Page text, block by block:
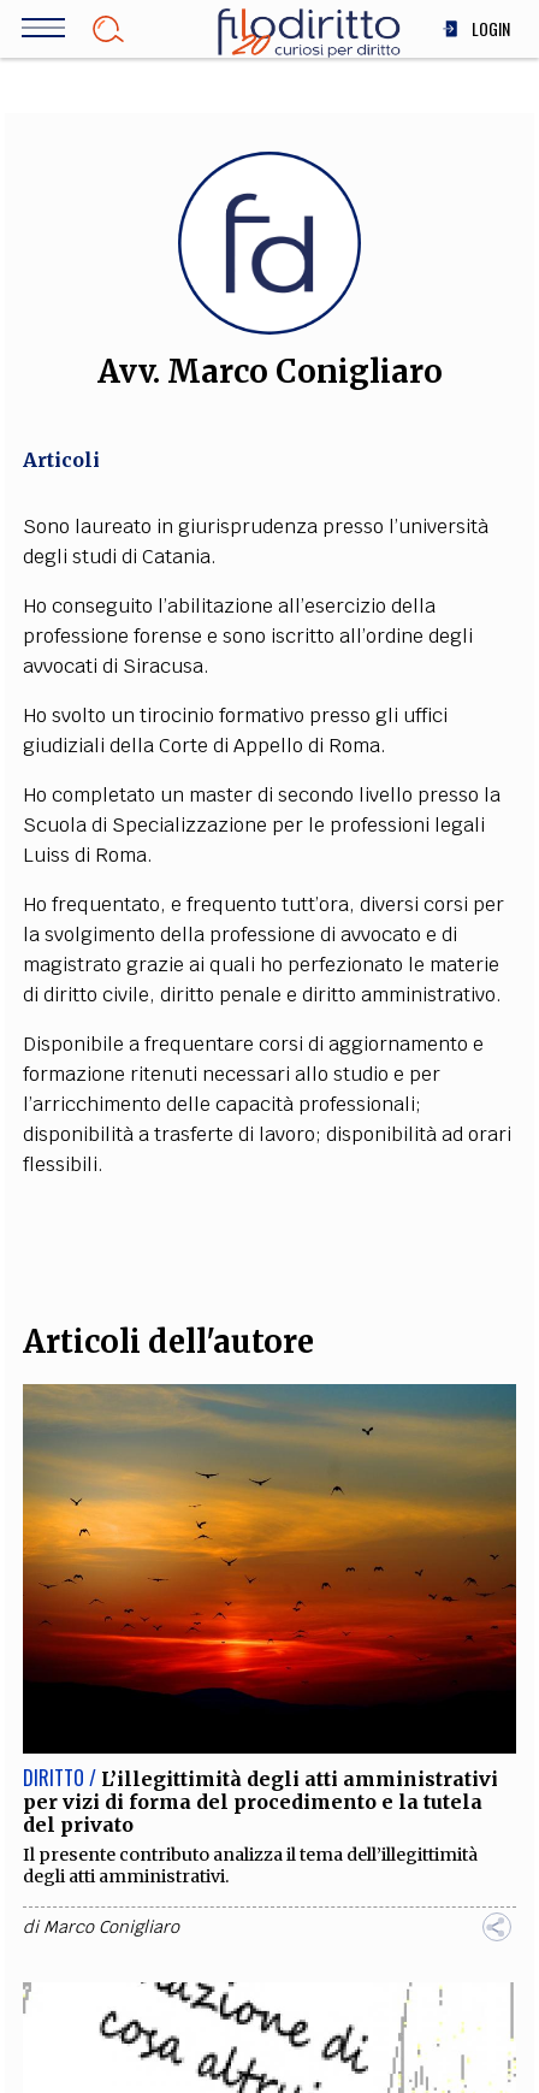
Salta
LOGIN
SOCIETÀ
MEDICINA
SCIENZA
STORIA E FILOSOFIA
INNOVAZIONE
ALTRO
FILODIRITTO
CODICI RUBRICHE LIBRI PROCEEDINGS PUBBLICITÀ CONTATTI
SOCIAL MEDIA
Avv. Marco Conigliaro
Articoli
Sono laureato in giurisprudenza presso l’università
degli studi di Catania.
Ho conseguito l’abilitazione all’esercizio della
professione forense e sono iscritto all’ordine degli
avvocati di Siracusa.
Ho svolto un tirocinio formativo presso gli uffici
giudiziali della Corte di Appello di Roma.
Ho completato un master di secondo livello presso la
Scuola di Specializzazione per le professioni legali
Luiss di Roma.
Ho frequentato, e frequento tutt’ora, diversi corsi per
la svolgimento della professione di avvocato e di
magistrato grazie ai quali ho perfezionato le materie
di diritto civile, diritto penale e diritto amministrativo.
Disponibile a frequentare corsi di aggiornamento e
formazione ritenuti necessari allo studio e per
l’arricchimento delle capacità professionali;
disponibilità a trasferte di lavoro; disponibilità ad orari
flessibili.
Articoli dell'autore
DIRITTO / L’illegittimità degli atti amministrativi
per vizi di forma del procedimento e la tutela
del privato
Il presente contributo analizza il tema dell’illegittimità
degli atti amministrativi.
diMarco Conigliaro